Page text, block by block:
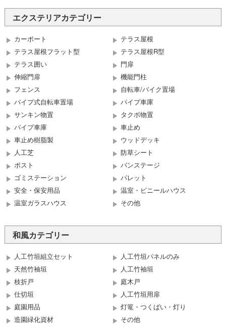
エクステリアカテゴリー
カーポート
テラス屋根
テラス屋根フラット型
テラス屋根R型
テラス囲い
門扉
伸縮門扉
機能門柱
フェンス
自転車/バイク置場
パイプ式自転車置場
パイプ車庫
サンキン物置
タクボ物置
パイプ車庫
車止め
車止め樹脂製
ウッドデッキ
人工芝
防草シート
ポスト
バンステージ
ゴミステーション
パレット
安全・保安用品
温室・ビニールハウス
温室ガラスハウス
その他
和風カテゴリー
人工竹垣組立セット
人工竹垣パネルのみ
天然竹袖垣
人工竹袖垣
枝折戸
庭木戸
仕切垣
人工竹垣用扉
庭園用品
灯篭・つくばい・灯り
造園緑化資材
その他